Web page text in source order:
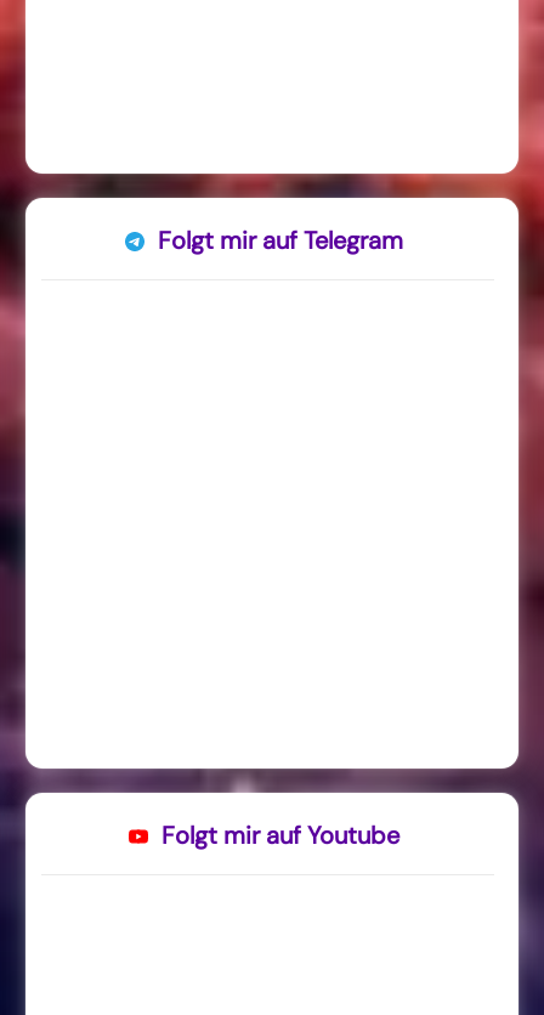
Folgt mir auf Telegram
Folgt mir auf Youtube